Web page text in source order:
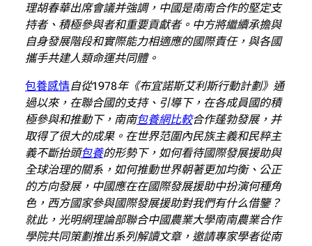
理胡春華出席會議并強調，中國是南南合作的堅定支
持者、積極參與者和重要貢獻者。中方將繼續承擔與
自身發展階段和實際能力相適應的國際責任，與各國
攜手共建人類命運共同體。
包養感情自從1978年《布宜諾斯艾利斯行動計劃》通
過以來，在聯合國的支持、引導下，在各成員國的積
極參與和推動下，南南包養網比較合作蓬勃發展，并
取得了很大的成果。在世界范圍內民族主義和民粹主
義不斷抬頭包養的形勢下，如何看待國際發展援助與
全球治理的關系，如何推動世界朝著更加均衡、公正
的方向發展，中國應在在國際發展援助中扮演何種角
色，西方國家參與國際發展援助對我們有什么借鑒？
就此，光明網理論部聯合中國農業大學南南農業合作
學院共同策劃推出系列解讀文章，邀請專家學者從南